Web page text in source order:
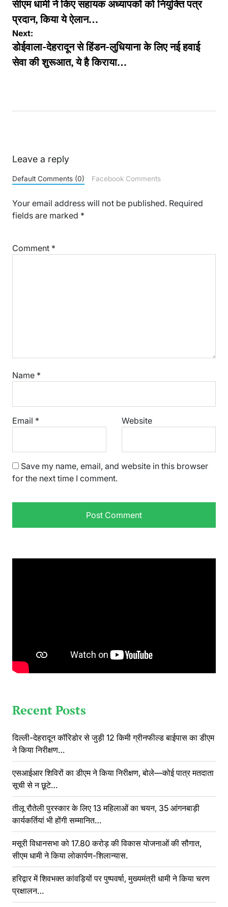
navigation
सीएम धामी ने किए सहायक अध्यापकों को नियुक्ति पत्र
प्रदान, किया ये ऐलान…
Next:
डोईवाला-देहरादून से हिंडन-लुधियाना के लिए नई हवाई
सेवा की शुरूआत, ये है किराया…
Leave a reply
Default Comments (0) Facebook Comments
Your email address will not be published. Required
fields are marked *
Comment *
Name *
Email * Website
Save my name, email, and website in this browser
for the next time I comment.
Recent Posts
दिल्ली-देहरादून कॉरिडोर से जुड़ी 12 किमी ग्रीनफील्ड बाईपास का डीएम
ने किया निरीक्षण…
एसआईआर शिविरों का डीएम ने किया निरीक्षण, बोले—कोई पात्र मतदाता
सूची से न छूटे…
तीलू रौतेली पुरस्कार के लिए 13 महिलाओं का चयन, 35 आंगनबाड़ी
कार्यकर्तियां भी होंगी सम्मानित…
मसूरी विधानसभा को 17.80 करोड़ की विकास योजनाओं की सौगात,
सीएम धामी ने किया लोकार्पण-शिलान्यास.
हरिद्वार में शिवभक्त कांवड़ियों पर पुष्पवर्षा, मुख्यमंत्री धामी ने किया चरण
प्रक्षालन…